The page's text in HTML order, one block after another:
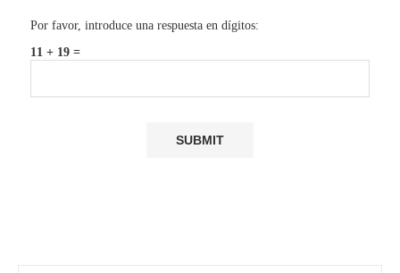
Por favor, introduce una respuesta en dígitos:
11 + 19 =